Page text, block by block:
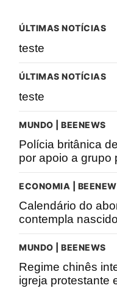
ÚLTIMAS NOTÍCIAS
teste
ÚLTIMAS NOTÍCIAS
teste
MUNDO | BEENEWS
Polícia britânica
por apoio a grupo
ECONOMIA |
Calendário do
contempla
MUNDO | BEENEWS
Regime chinês
igreja protestante